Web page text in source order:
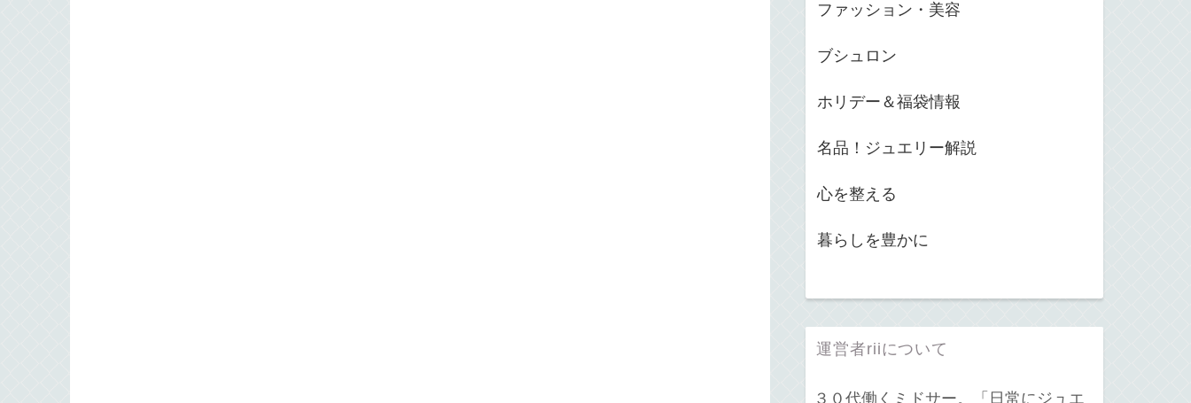
ファッション・美容
ブシュロン
ホリデー＆福袋情報
名品！ジュエリー解説
心を整える
暮らしを豊かに
運営者riiについて
３０代働くミドサー。「日常にジュエ